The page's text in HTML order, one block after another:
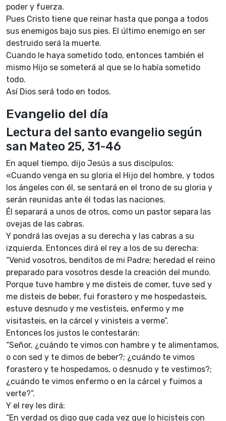
poder y fuerza.
Pues Cristo tiene que reinar hasta que ponga a todos
sus enemigos bajo sus pies. El último enemigo en ser
destruido será la muerte.
Cuando le haya sometido todo, entonces también el
mismo Hijo se someterá al que se lo había sometido
todo.
Así Dios será todo en todos.
Evangelio del día
Lectura del santo evangelio según
san Mateo 25, 31-46
En aquel tiempo, dijo Jesús a sus discípulos:
«Cuando venga en su gloria el Hijo del hombre, y todos
los ángeles con él, se sentará en el trono de su gloria y
serán reunidas ante él todas las naciones.
Él separará a unos de otros, como un pastor separa las
ovejas de las cabras.
Y pondrá las ovejas a su derecha y las cabras a su
izquierda. Entonces dirá el rey a los de su derecha:
“Venid vosotros, benditos de mi Padre; heredad el reino
preparado para vosotros desde la creación del mundo.
Porque tuve hambre y me disteis de comer, tuve sed y
me disteis de beber, fui forastero y me hospedasteis,
estuve desnudo y me vestisteis, enfermo y me
visitasteis, en la cárcel y vinisteis a verme”.
Entonces los justos le contestarán:
“Señor, ¿cuándo te vimos con hambre y te alimentamos,
o con sed y te dimos de beber?; ¿cuándo te vimos
forastero y te hospedamos, o desnudo y te vestimos?;
¿cuándo te vimos enfermo o en la cárcel y fuimos a
verte?”.
Y el rey les dirá:
“En verdad os digo que cada vez que lo hicisteis con